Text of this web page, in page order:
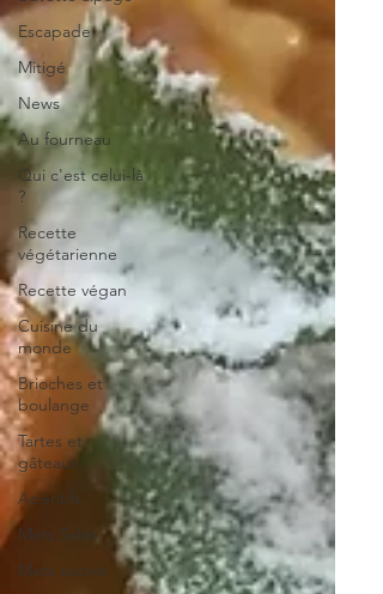
Escapade
Mitigé
News
Au fourneau
Qui c'est celui-là
?
Recette
végétarienne
Recette végan
Cuisine du
monde
Brioches et
boulange
Tartes et
gâteaux
Apéritifs
Mets Salés
Mets sucrés